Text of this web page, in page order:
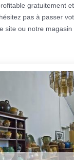
gratuitement
pas à passer
site ou notre magasin